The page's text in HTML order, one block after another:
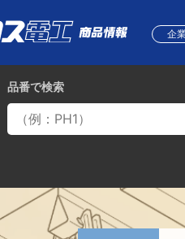
企
品番で検索